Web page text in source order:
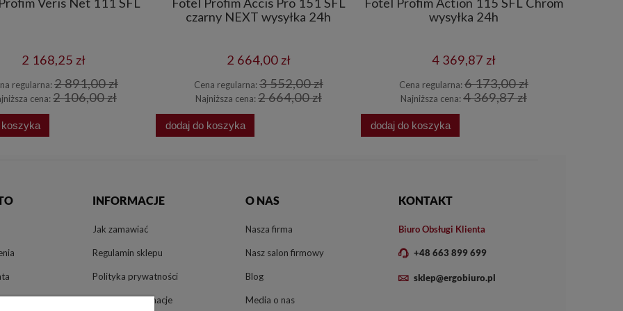
Veris Net 111 SFL
2 168,25 zł
regularna: 2 891,00 zł
cena: 2 106,00 zł
koszyka
Fotel Profim Accis Pro 151 SFL
czarny NEXT wysyłka 24h
2 664,00 zł
Cena regularna: 3 552,00 zł
Najniższa cena: 2 664,00 zł
dodaj do koszyka
Fotel Profim Action 115 SFL Chrom
wysyłka 24h
4 369,87 zł
Cena regularna: 6 173,00 zł
Najniższa cena: 4 369,87 zł
dodaj do koszyka
INFORMACJE
Jak zamawiać
Regulamin sklepu
Polityka prywatności
Zwroty i reklamacje
O NAS
Nasza firma
Nasz salon firmowy
Blog
Media o nas
KONTAKT
Biuro Obsługi Klienta
+48 663 899 699
sklep@ergobiuro.pl